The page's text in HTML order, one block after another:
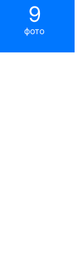
9
фото